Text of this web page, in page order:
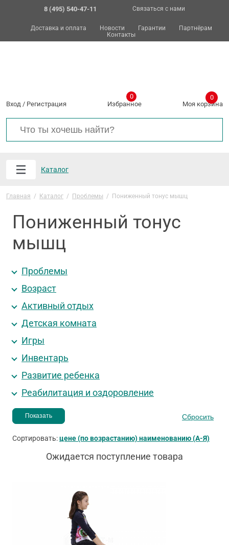
8 (495) 540-47-11 Связаться с нами
Доставка и оплата Новости Гарантии
Партнёрам
Контакты
Вход / Регистрация Избранное
0
Моя корзина
0
Каталог
Главная / Каталог / Проблемы / Пониженный тонус мышц
Пониженный тонус
мышц
Проблемы
Возраст
Активный отдых
Детская комната
Игры
Инвентарь
Развитие ребенка
Реабилитация и оздоровление
Сортировать:цене (по возрастанию)наименованию (А-Я)
Ожидается поступление товара